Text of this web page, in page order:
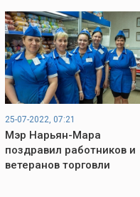
25-07-2022, 07:21
Мэр Нарьян-Мара
поздравил работников и
ветеранов торговли